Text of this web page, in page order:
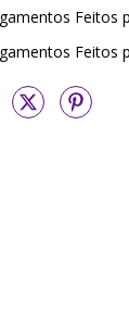
Feitos
Feitos